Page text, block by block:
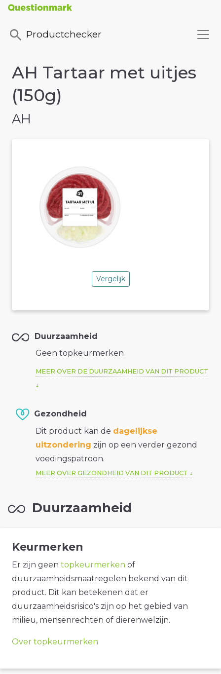
Productchecker
AH Tartaar met uitjes
(150g)
AH
Vergelijk
Duurzaamheid
Geen topkeurmerken
MEER OVER DE DUURZAAMHEID VAN DIT PRODUCT
Gezondheid
Dit product kan de dagelijkse
uitzondering zijn op een verder gezond
voedingspatroon.
MEER OVER GEZONDHEID VAN DIT PRODUCT
Duurzaamheid
Keurmerken
Er zijn geen topkeurmerken of
duurzaamheidsmaatregelen bekend van dit
product. Dit kan betekenen dat er
duurzaamheidsrisico's zijn op het gebied van
milieu, mensenrechten of dierenwelzijn.
Over topkeurmerken